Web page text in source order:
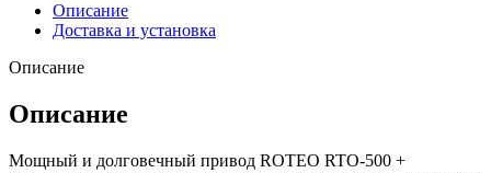
Описание
Доставка и установка
Описание
Описание
Мощный и долговечный привод ROTEO RTО-500 +